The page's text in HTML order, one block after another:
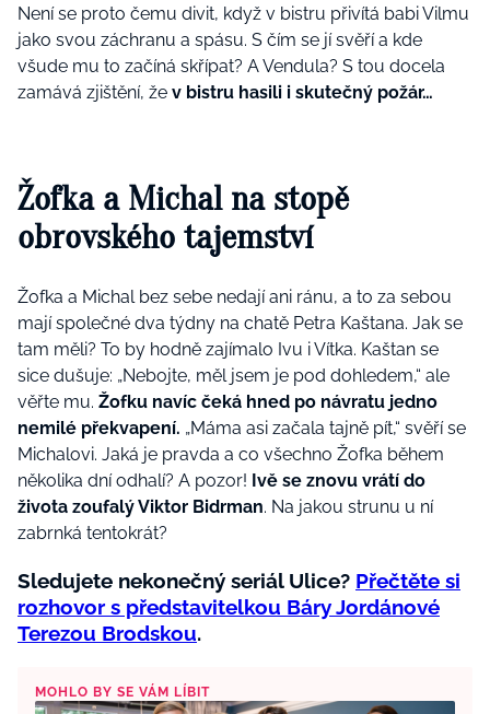
Není se proto čemu divit, když v bistru přivítá babi Vilmu
jako svou záchranu a spásu. S čím se jí svěří a kde
všude mu to začíná skřípat? A Vendula? S tou docela
zamává zjištění, že v bistru hasili i skutečný požár…
Žofka a Michal na stopě
obrovského tajemství
Žofka a Michal bez sebe nedají ani ránu, a to za sebou
mají společné dva týdny na chatě Petra Kaštana. Jak se
tam měli? To by hodně zajímalo Ivu i Vítka. Kaštan se
sice dušuje: „Nebojte, měl jsem je pod dohledem,“ ale
věřte mu. Žofku navíc čeká hned po návratu jedno
nemilé překvapení. „Máma asi začala tajně pít,“ svěří se
Michalovi. Jaká je pravda a co všechno Žofka během
několika dní odhalí? A pozor! Ivě se znovu vrátí do
života zoufalý Viktor Bidrman. Na jakou strunu u ní
zabrnká tentokrát?
Sledujete nekonečný seriál Ulice? Přečtěte si
rozhovor s představitelkou Báry Jordánové
Terezou Brodskou.
MOHLO BY SE VÁM LÍBIT